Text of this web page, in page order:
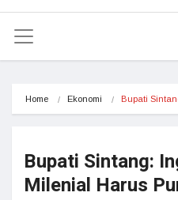
Home Ekonomi Bupati
Bupati Sintang:
Milenial Harus